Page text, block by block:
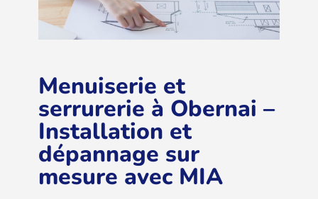
Menuiserie et
serrurerie à Obernai –
Installation et
dépannage sur
mesure avec MIA